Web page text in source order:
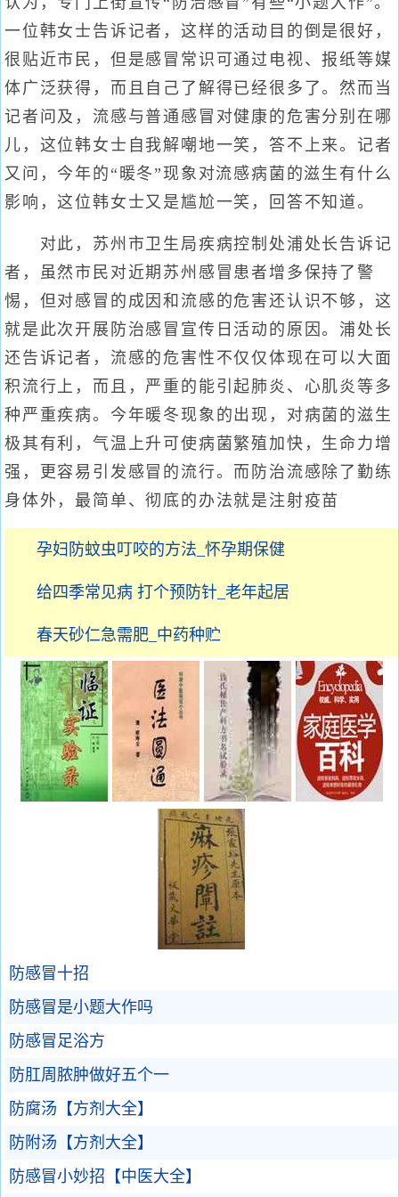
一位韩女士告诉记者，这样的活动目的倒是很好，
很贴近市民，但是感冒常识可通过电视、报纸等媒
体广泛获得，而且自己了解得已经很多了。然而当
记者问及，流感与普通感冒对健康的危害分别在哪
儿，这位韩女士自我解嘲地一笑，答不上来。记者
又问，今年的“暖冬”现象对流感病菌的滋生有什么
影响，这位韩女士又是尴尬一笑，回答不知道。
对此，苏州市卫生局疾病控制处浦处长告诉记
者，虽然市民对近期苏州感冒患者增多保持了警
惕，但对感冒的成因和流感的危害还认识不够，这
就是此次开展防治感冒宣传日活动的原因。浦处长
还告诉记者，流感的危害性不仅仅体现在可以大面
积流行上，而且，严重的能引起肺炎、心肌炎等多
种严重疾病。今年暖冬现象的出现，对病菌的滋生
极其有利，气温上升可使病菌繁殖加快，生命力增
强，更容易引发感冒的流行。而防治流感除了勤练
身体外，最简单、彻底的办法就是注射疫苗
孕妇防蚊虫叮咬的方法_怀孕期保健
给四季常见病 打个预防针_老年起居
春天砂仁急需肥_中药种贮
防感冒十招
防感冒是小题大作吗
防感冒足浴方
防肛周脓肿做好五个一
防腐汤【方剂大全】
防附汤【方剂大全】
防感冒小妙招【中医大全】